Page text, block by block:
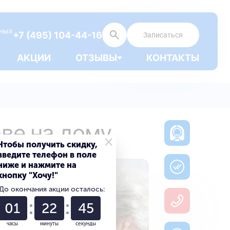
+7 (495) 104-44-16 Записаться
АКЦИИ ОТЗЫВЫ КОНТАКТЫ
на дому
×
получить скидку,
телефон в поле
и нажмите на
"Хочу!"
окончания акции осталось:
01
часы
22
минуты
44
секунды